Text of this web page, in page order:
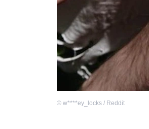
© w****ey_locks / Reddit